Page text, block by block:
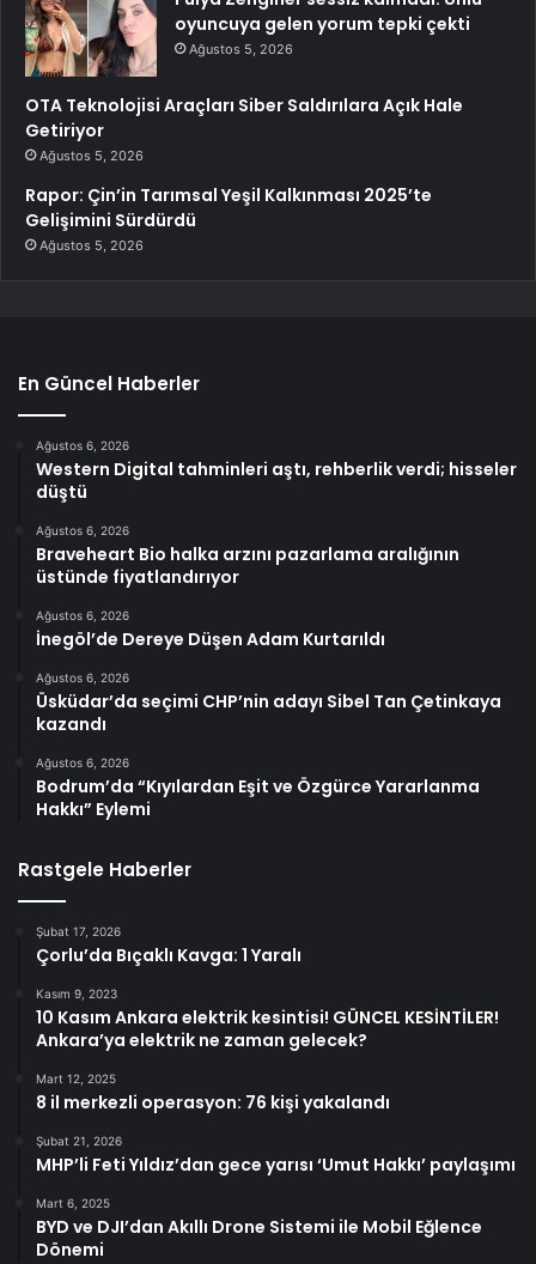
oyuncuya gelen yorum tepki çekti
Ağustos 5, 2026
OTA Teknolojisi Araçları Siber Saldırılara Açık Hale
Getiriyor
Ağustos 5, 2026
Rapor: Çin’in Tarımsal Yeşil Kalkınması 2025’te
Gelişimini Sürdürdü
Ağustos 5, 2026
En Güncel Haberler
Ağustos 6, 2026
Western Digital tahminleri aştı, rehberlik verdi; hisseler
düştü
Ağustos 6, 2026
Braveheart Bio halka arzını pazarlama aralığının
üstünde fiyatlandırıyor
Ağustos 6, 2026
İnegöl’de Dereye Düşen Adam Kurtarıldı
Ağustos 6, 2026
Üsküdar’da seçimi CHP’nin adayı Sibel Tan Çetinkaya
kazandı
Ağustos 6, 2026
Bodrum’da “Kıyılardan Eşit ve Özgürce Yararlanma
Hakkı” Eylemi
Rastgele Haberler
Şubat 17, 2026
Çorlu’da Bıçaklı Kavga: 1 Yaralı
Kasım 9, 2023
10 Kasım Ankara elektrik kesintisi! GÜNCEL KESİNTİLER!
Ankara’ya elektrik ne zaman gelecek?
Mart 12, 2025
8 il merkezli operasyon: 76 kişi yakalandı
Şubat 21, 2026
MHP’li Feti Yıldız’dan gece yarısı ‘Umut Hakkı’ paylaşımı
Mart 6, 2025
BYD ve DJI’dan Akıllı Drone Sistemi ile Mobil Eğlence
Dönemi